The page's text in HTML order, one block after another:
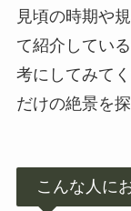
見頃の時期や
て紹介してい
考にしてみて
だけの絶景を
こんな人に